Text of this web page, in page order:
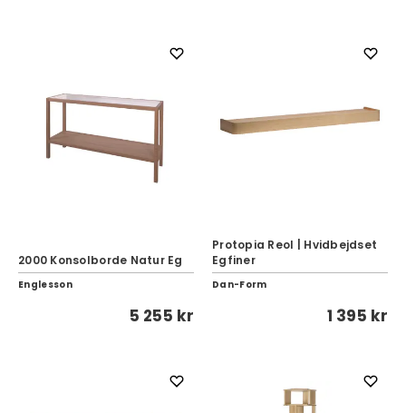
2000 Konsolborde Natur Eg
Englesson
5 255 kr
Protopia Reol | Hvidbejdset
Egfiner
Dan-Form
1 395 kr